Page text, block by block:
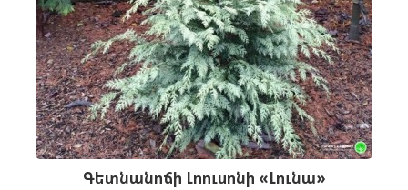
Գետնանոճի Լոուսոնի «Լունա»